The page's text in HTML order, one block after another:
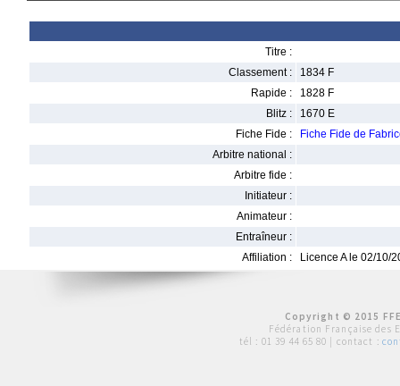
Titre :
Classement :
1834 F
Rapide :
1828 F
Blitz :
1670 E
Fiche Fide :
Fiche Fide de
Arbitre national :
Arbitre fide :
Initiateur :
Animateur :
Entraîneur :
Affiliation :
Licence A le 02/10/
Copyright © 2015
Fédération Française des
tél : 01 39 44 65 80 | contact :